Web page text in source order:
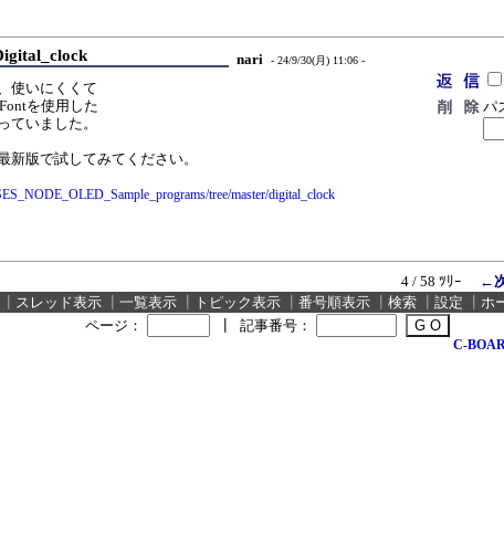
nari - 24/9/30(月) 11:06 -
使いにくくて
を使用した
ていました。
新版で試してみてください。
tree/master/digital_clock
パ
4 / 58 ﾂﾘｰ ←
スレッド表示 一覧表示 トピック表示 番号順表示 検索 設定
ホ
ページ：
記事番号：
C-